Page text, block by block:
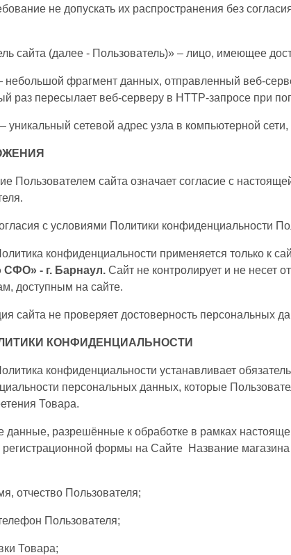
не допускать их распространения без
сайта (далее ‑ Пользователь)» – лицо, имеющее
фрагмент данных, отправленный веб-
раз пересылает веб-серверу в HTTP-запросе при
уникальный сетевой адрес узла в компьютерной сети,
Пользователем сайта означает согласие с
с условиями Политики конфиденциальности
конфиденциальности применяется только к
- г. Барнаул. Сайт не контролирует и не несет
доступным на сайте.
сайта не проверяет достоверность персональных
КОНФИДЕНЦИАЛЬНОСТИ
конфиденциальности устанавливает
персональных данных, которые
Товара.
данные, разрешённые к обработке в рамках
регистрационной формы на Сайте Название
отчество Пользователя;
Пользователя;
Товара;